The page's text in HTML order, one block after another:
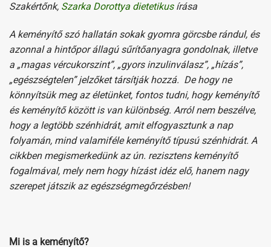
Szakértőnk, Szarka Dorottya dietetikusírása
A keményítő szó hallatán sokak gyomra görcsbe rándul, és
azonnal a hintőpor állagú sűrítőanyagra gondolnak, illetve
a „magas vércukorszint”, „gyors inzulinválasz”, „hízás”,
„egészségtelen” jelzőket társítják hozzá. De hogy ne
könnyítsük meg az életünket, fontos tudni, hogy keményítő
és keményítő között is van különbség. Arról nem beszélve,
hogy a legtöbb szénhidrát, amit elfogyasztunk a nap
folyamán, mind valamiféle keményítő típusú szénhidrát. A
cikkben megismerkedünk az ún. rezisztens keményítő
fogalmával, mely nem hogy hízást idéz elő, hanem nagy
szerepet játszik az egészségmegőrzésben!
Mi is a keményítő?